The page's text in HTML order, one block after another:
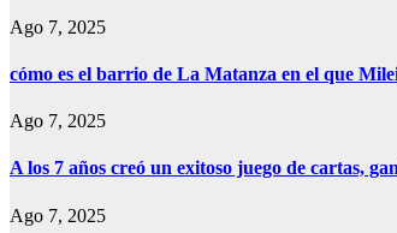
Ago 7, 2025
cómo es el barrio de La Matanza en el que
Ago 7, 2025
A los 7 años creó un exitoso juego de cartas,
Ago 7, 2025